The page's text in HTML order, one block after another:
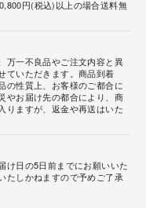
円(税込)以上の場合送料無
万一不良品やご注文内容と異
ていただきます。商品到着
の性質上、お客様のご都合に
やお届け先の都合により、商
りますが、返金や再送はいた
け日の5日前までにお願いいた
たしかねますので予めご了承